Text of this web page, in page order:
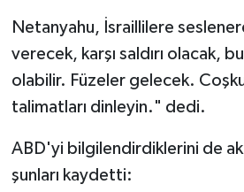
Netanyahu, İsraillilere
verecek, karşı saldırı olacak,
olabilir. Füzeler gelecek.
talimatları dinleyin." dedi.
ABD'yi bilgilendirdiklerini de
şunları kaydetti: